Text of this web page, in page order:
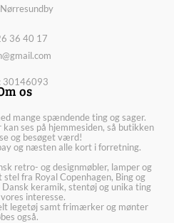
36 40 17
30146093
os
mange spændende ting og sager.
ses på hjemmesiden, så butikken
og besøget værd!
og næsten alle kort i forretning.
retro- og designmøbler, lamper og
fra Royal Copenhagen, Bing og
keramik, stentøj og unika ting
interesse.
legetøj samt frimærker og mønter
også.